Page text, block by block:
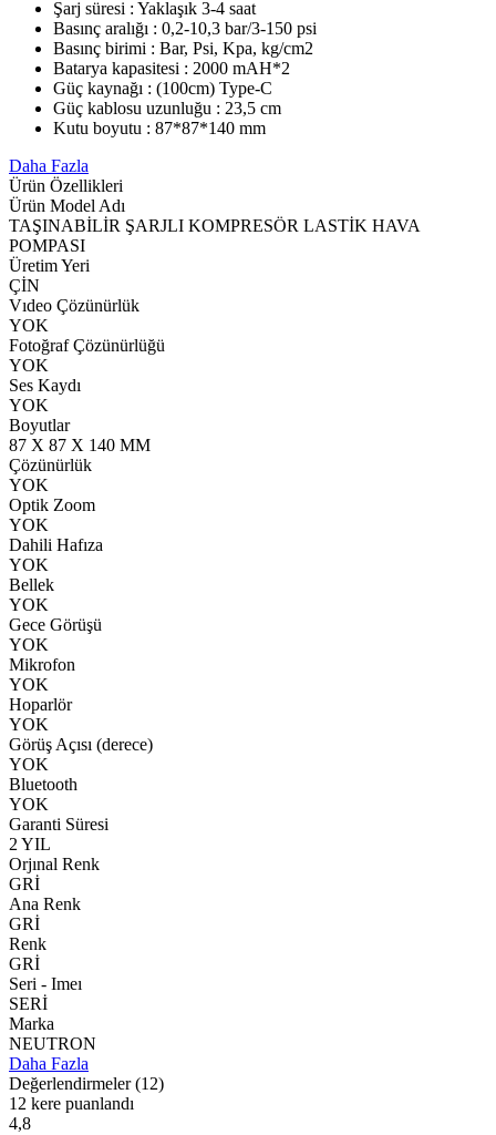
Şarj süresi : Yaklaşık 3-4 saat
Basınç aralığı : 0,2-10,3 bar/3-150 psi
Basınç birimi : Bar, Psi, Kpa, kg/cm2
Batarya kapasitesi : 2000 mAH*2
Güç kaynağı : (100cm) Type-C
Güç kablosu uzunluğu : 23,5 cm
Kutu boyutu : 87*87*140 mm
Daha Fazla
Ürün Özellikleri
Ürün Model Adı
TAŞINABİLİR ŞARJLI KOMPRESÖR LASTİK HAVA
POMPASI
Üretim Yeri
ÇİN
Vıdeo Çözünürlük
YOK
Fotoğraf Çözünürlüğü
YOK
Ses Kaydı
YOK
Boyutlar
87 X 87 X 140 MM
Çözünürlük
YOK
Optik Zoom
YOK
Dahili Hafıza
YOK
Bellek
YOK
Gece Görüşü
YOK
Mikrofon
YOK
Hoparlör
YOK
Görüş Açısı (derece)
YOK
Bluetooth
YOK
Garanti Süresi
2 YIL
Orjınal Renk
GRİ
Ana Renk
GRİ
Renk
GRİ
Seri - Imeı
SERİ
Marka
NEUTRON
Daha Fazla
Değerlendirmeler (12)
12 kere puanlandı
4,8